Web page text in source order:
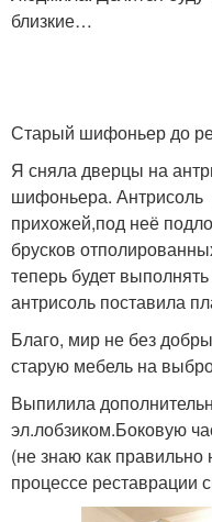
близкие…
Старый шифоньер до
Я сняла дверцы на
шифоньера. Антрисоль
прихожей,под неё
брусков
теперь будет
антрисоль поставила
Благо, мир не без
старую мебель на
Выпилила
эл.лобзиком.Боковую
(не знаю как правильно
процессе реставрации